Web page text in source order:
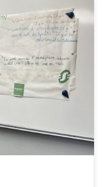
RH du site
(IPE) ont été
participé à une classe
une usine 4.0. Des